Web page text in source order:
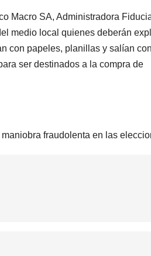
Macro SA, Administradora
medio local quienes deberán
con papeles, planillas y salían con
ser destinados a la compra de
fraudolenta en las